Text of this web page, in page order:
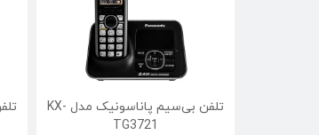
تلفن بی‌سیم پاناسونیک مدل KX-
TG3721